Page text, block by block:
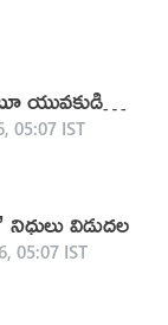
యువకుడి
05:07 IST
నిధులు విడుదల
05:07 IST